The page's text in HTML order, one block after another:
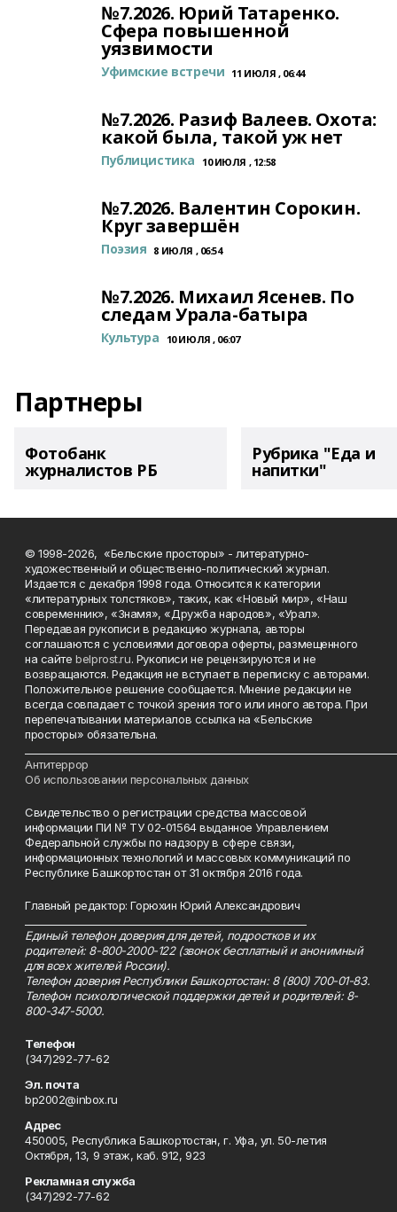
№7.2026. Юрий Татаренко.
Сфера повышенной
уязвимости
Уфимские встречи 11 ИЮЛЯ , 06:44
№7.2026. Разиф Валеев. Охота:
какой была, такой уж нет
Публицистика 10 ИЮЛЯ , 12:58
№7.2026. Валентин Сорокин.
Круг завершён
Поэзия 8 ИЮЛЯ , 06:54
№7.2026. Михаил Ясенев. По
следам Урала-батыра
Культура 10 ИЮЛЯ , 06:07
Партнеры
Фотобанк
журналистов РБ
Рубрика "Еда и
напитки"
© 1998-2026, «Бельские просторы» - литературно-
художественный и общественно-политический журнал.
Издается с декабря 1998 года. Относится к категории
«литературных толстяков», таких, как «Новый мир», «Наш
современник», «Знамя», «Дружба народов», «Урал».
Передавая рукописи в редакцию журнала, авторы
соглашаются с условиями договора оферты, размещенного
на сайтеbelprost.ru. Рукописи не рецензируются и не
возвращаются. Редакция не вступает в переписку с авторами.
Положительное решение сообщается. Мнение редакции не
всегда совпадает с точкой зрения того или иного автора. При
перепечатывании материалов ссылка на «Бельские
просторы» обязательна.
Антитеррор
Об использовании персональных данных
Свидетельство о регистрации средства массовой
информации ПИ № ТУ 02-01564 выданное Управлением
Федеральной службы по надзору в сфере связи,
информационных технологий и массовых коммуникаций по
Республике Башкортостан от 31 октября 2016 года.
Главный редактор: Горюхин Юрий Александрович
Единый телефон доверия для детей, подростков и их
родителей: 8-800-2000-122 (звонок бесплатный и анонимный
для всех жителей России).
Телефон доверия Республики Башкортостан: 8 (800) 700-01-83.
Телефон психологической поддержки детей и родителей: 8-
800-347-5000.
Телефон
(347)292-77-62
Эл. почта
bp2002@inbox.ru
Адрес
450005, Республика Башкортостан, г. Уфа, ул. 50-летия
Октября, 13, 9 этаж, каб. 912, 923
Рекламная служба
(347)292-77-62